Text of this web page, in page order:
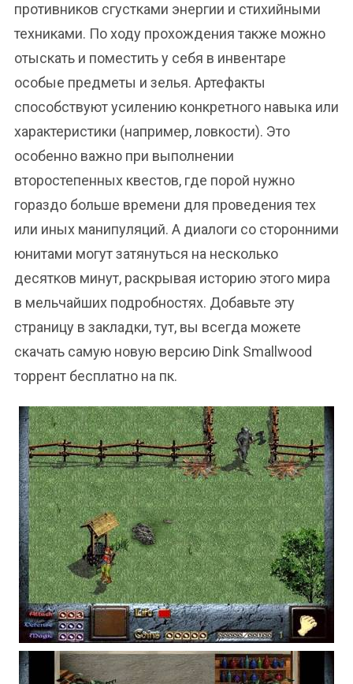
противников сгустками энергии и стихийными
техниками. По ходу прохождения также можно
отыскать и поместить у себя в инвентаре
особые предметы и зелья. Артефакты
способствуют усилению конкретного навыка или
характеристики (например, ловкости). Это
особенно важно при выполнении
второстепенных квестов, где порой нужно
гораздо больше времени для проведения тех
или иных манипуляций. А диалоги со сторонними
юнитами могут затянуться на несколько
десятков минут, раскрывая историю этого мира
в мельчайших подробностях. Добавьте эту
страницу в закладки, тут, вы всегда можете
скачать самую новую версию Dink Smallwood
торрент бесплатно на пк.